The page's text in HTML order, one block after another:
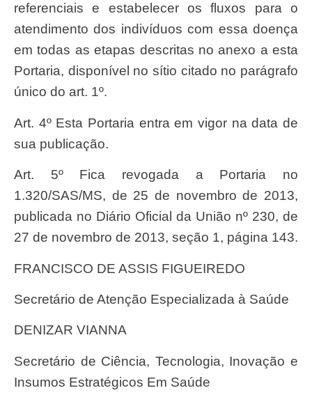
referenciais e estabelecer os fluxos para o
atendimento dos indivíduos com essa doença
em todas as etapas descritas no anexo a esta
Portaria, disponível no sítio citado no parágrafo
único do art. 1º.
Art. 4º Esta Portaria entra em vigor na data de
sua publicação.
Art. 5º Fica revogada a Portaria no
1.320/SAS/MS, de 25 de novembro de 2013,
publicada no Diário Oficial da União nº 230, de
27 de novembro de 2013, seção 1, página 143.
FRANCISCO DE ASSIS FIGUEIREDO
Secretário de Atenção Especializada à Saúde
DENIZAR VIANNA
Secretário de Ciência, Tecnologia, Inovação e
Insumos Estratégicos Em Saúde